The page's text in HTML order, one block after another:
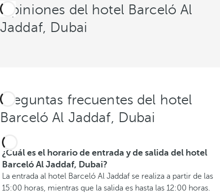
Opiniones del hotel Barceló Al
Jaddaf, Dubai
Preguntas frecuentes del hotel
Barceló Al Jaddaf, Dubai
¿Cuál es el horario de entrada y de salida del hotel
Barceló Al Jaddaf, Dubai?
La entrada al hotel Barceló Al Jaddaf se realiza a partir de las
15:00 horas, mientras que la salida es hasta las 12:00 horas.